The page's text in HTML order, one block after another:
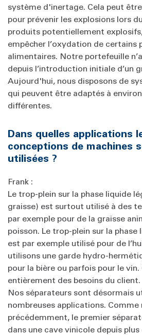
système d'inertage. Cela peut
pour prévenir les explosions lors
produits potentiellement
empêcher l’oxydation de certains
alimentaires. Notre portefeuille
depuis l’introduction initiale d’un
Aujourd'hui, nous disposons de
qui peuvent être adaptés à
différentes.
Dans quelles applications
conceptions de machines
utilisées ?
Frank :
Le trop-plein sur la phase liquide
graisse) est surtout utilisé à des
par exemple pour de la graisse
poisson. Le trop-plein sur la phase
est par exemple utilisé pour de
utilisons une garde hydro-
pour la bière ou parfois pour le vin.
entièrement des besoins du client.
Nos séparateurs sont désormais
nombreuses applications.
précédemment, le premier
dans une cave vinicole depuis plus